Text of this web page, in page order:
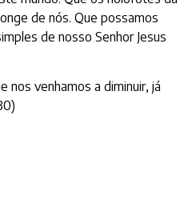
de nós. Que possamos
de nosso Senhor Jesus
nos venhamos a diminuir, já